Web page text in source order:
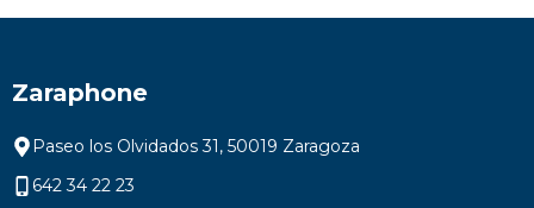
Zaraphone
Paseo los Olvidados 31, 50019 Zaragoza
642 34 22 23